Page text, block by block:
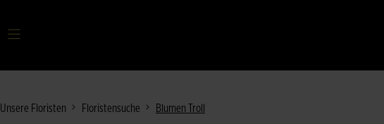
Unsere Floristen Floristensuche Blumen Troll